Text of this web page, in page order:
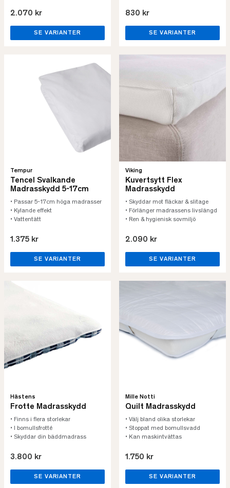
2.070 kr
SE VARIANTER
830 kr
SE VARIANTER
Tempur
Tencel Svalkande
Madrasskydd 5-17cm
• Passar 5-17cm höga madrasser
• Kylande effekt
• Vattentätt
1.375 kr
SE VARIANTER
Viking
Kuvertsytt Flex
Madrasskydd
• Skyddar mot fläckar & slitage
• Förlänger madrassens livslängd
• Ren & hygienisk sovmiljö
2.090 kr
SE VARIANTER
Hästens
Frotte Madrasskydd
• Finns i flera storlekar
• I bomullsfrotté
• Skyddar din bäddmadrass
3.800 kr
SE VARIANTER
Mille Notti
Quilt Madrasskydd
• Välj bland olika storlekar
• Stoppat med bomullsvadd
• Kan maskintvättas
1.750 kr
SE VARIANTER